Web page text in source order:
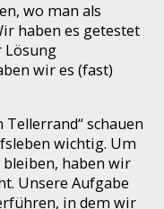
wo man als
haben es getestet
Lösung
wir es (fast)
schauen
wichtig. Um
haben wir
Unsere Aufgabe
in dem wir